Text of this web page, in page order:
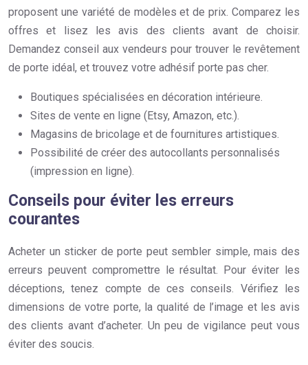
proposent une variété de modèles et de prix. Comparez les
offres et lisez les avis des clients avant de choisir.
Demandez conseil aux vendeurs pour trouver le revêtement
de porte idéal, et trouvez votre adhésif porte pas cher.
Boutiques spécialisées en décoration intérieure.
Sites de vente en ligne (Etsy, Amazon, etc.).
Magasins de bricolage et de fournitures artistiques.
Possibilité de créer des autocollants personnalisés
(impression en ligne).
Conseils pour éviter les erreurs
courantes
Acheter un sticker de porte peut sembler simple, mais des
erreurs peuvent compromettre le résultat. Pour éviter les
déceptions, tenez compte de ces conseils. Vérifiez les
dimensions de votre porte, la qualité de l’image et les avis
des clients avant d’acheter. Un peu de vigilance peut vous
éviter des soucis.